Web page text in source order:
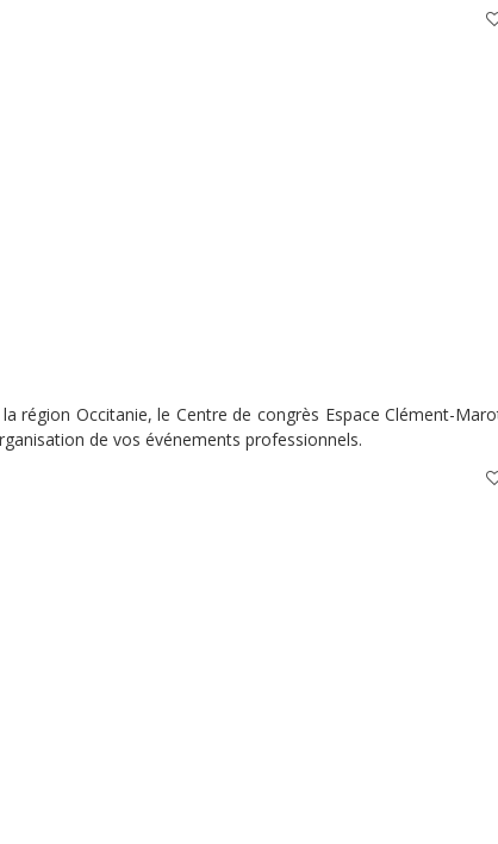
région Occitanie, le Centre de congrès Espace Clément-
de vos événements professionnels.